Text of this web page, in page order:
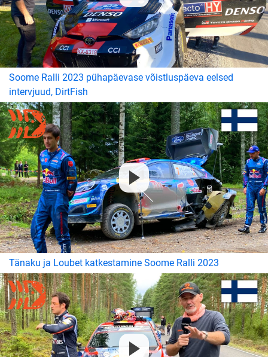
Soome Ralli 2023 pühapäevase võistluspäeva eelsed
intervjuud, DirtFish
Tänaku ja Loubet katkestamine Soome Ralli 2023